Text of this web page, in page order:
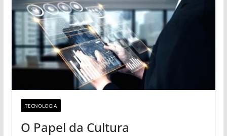
TECNOLOGIA
O Papel da Cultura